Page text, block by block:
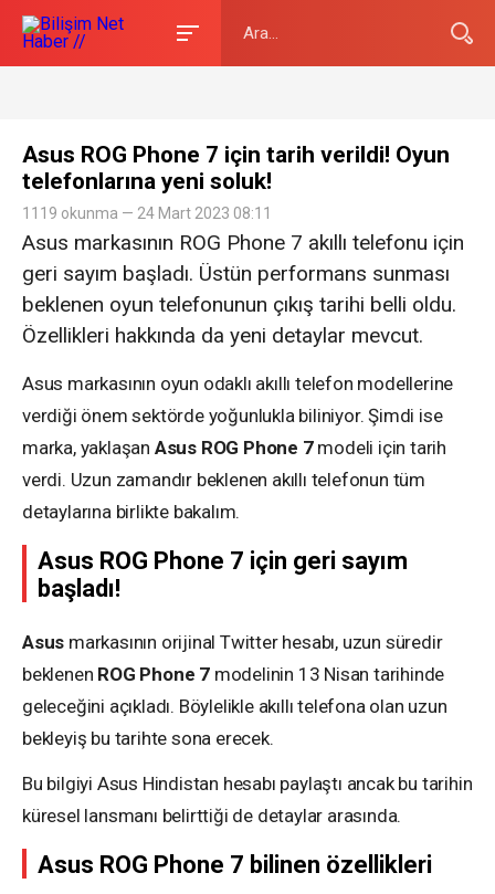
Asus ROG Phone 7 için tarih verildi! Oyun
telefonlarına yeni soluk!
1119 okunma — 24 Mart 2023 08:11
Asus markasının ROG Phone 7 akıllı telefonu için
geri sayım başladı. Üstün performans sunması
beklenen oyun telefonunun çıkış tarihi belli oldu.
Özellikleri hakkında da yeni detaylar mevcut.
Asus markasının oyun odaklı akıllı telefon modellerine
verdiği önem sektörde yoğunlukla biliniyor. Şimdi ise
marka, yaklaşan Asus ROG Phone 7modeli için tarih
verdi. Uzun zamandır beklenen akıllı telefonun tüm
detaylarına birlikte bakalım.
Asus ROG Phone 7 için geri sayım
başladı!
Asus markasının orijinal Twitter hesabı, uzun süredir
beklenen ROG Phone 7 modelinin 13 Nisan tarihinde
geleceğini açıkladı. Böylelikle akıllı telefona olan uzun
bekleyiş bu tarihte sona erecek.
Bu bilgiyi Asus Hindistan hesabı paylaştı ancak bu tarihin
küresel lansmanı belirttiği de detaylar arasında.
Asus ROG Phone 7 bilinen özellikleri